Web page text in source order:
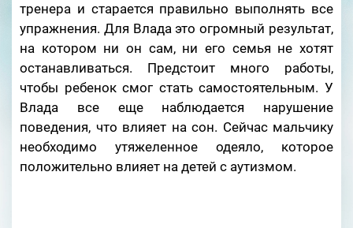
тренера и старается правильно выполнять все
упражнения. Для Влада это огромный результат,
на котором ни он сам, ни его семья не хотят
останавливаться. Предстоит много работы,
чтобы ребенок смог стать самостоятельным. У
Влада все еще наблюдается нарушение
поведения, что влияет на сон. Сейчас мальчику
необходимо утяжеленное одеяло, которое
положительно влияет на детей с аутизмом.